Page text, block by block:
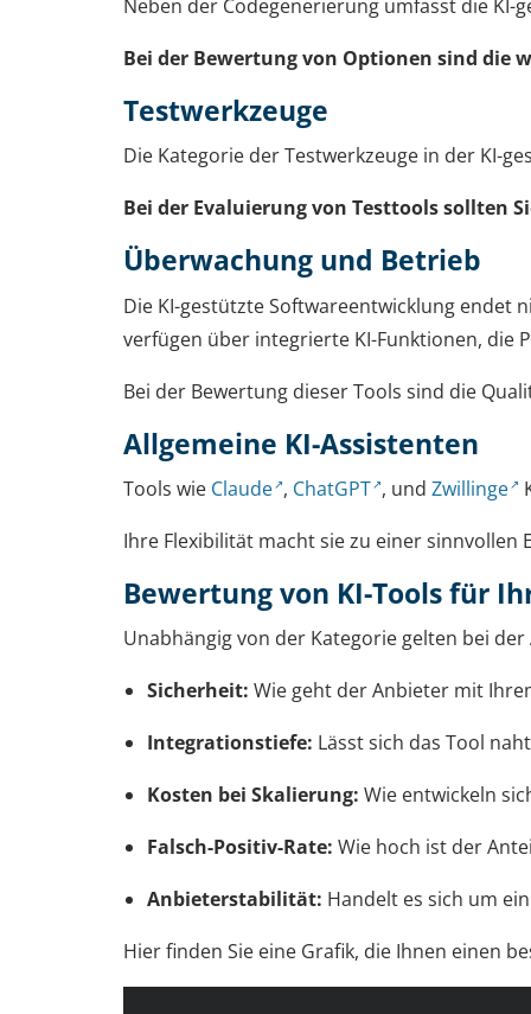
Neben der Codegenerierung umfasst die
Bei der Bewertung von Optionen sind die
Testwerkzeuge
Die Kategorie der Testwerkzeuge in der KI-
Bei der Evaluierung von Testtools sollten
Überwachung und Betrieb
Die KI-gestützte Softwareentwicklung
verfügen über integrierte KI-Funktionen, die
Bei der Bewertung dieser Tools sind die
Allgemeine KI-Assistenten
Tools wie Claude , ChatGPT , undZwillinge
Ihre Flexibilität macht sie zu einer sinnvollen
Bewertung von KI-Tools für
Unabhängig von der Kategorie gelten bei
Sicherheit: Wie geht der Anbieter mit
Integrationstiefe: Lässt sich das Tool
Kosten bei Skalierung: Wie entwickeln
Falsch-Positiv-Rate: Wie hoch ist der
Anbieterstabilität: Handelt es sich um
Hier finden Sie eine Grafik, die Ihnen einen